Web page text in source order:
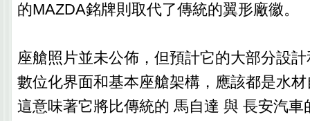
的MAZDA銘牌則取代了傳統的翼形廠徽。
座艙照片並未公佈，但預計它的大部分設
數位化界面和基本座艙架構，應該都是水
這意味著它將比傳統的 馬自達 與 長安汽車